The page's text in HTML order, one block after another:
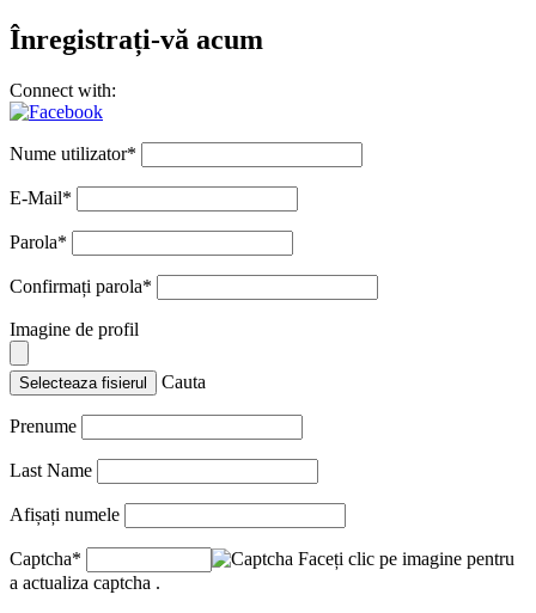
Înregistrați-vă acum
Connect with:
Nume utilizator*
E-Mail*
Parola*
Confirmați parola*
Imagine de profil
Selecteaza fisierul Cauta
Prenume
Last Name
Afișați numele
Captcha*
Faceți clic pe imagine pentru
a actualiza captcha .